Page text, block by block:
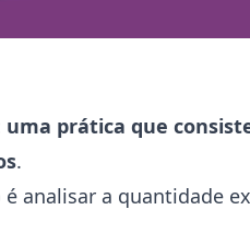
uma prática que
.
analisar a quantidade